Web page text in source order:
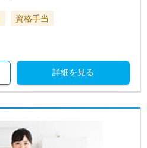
資格手当
詳細を見る